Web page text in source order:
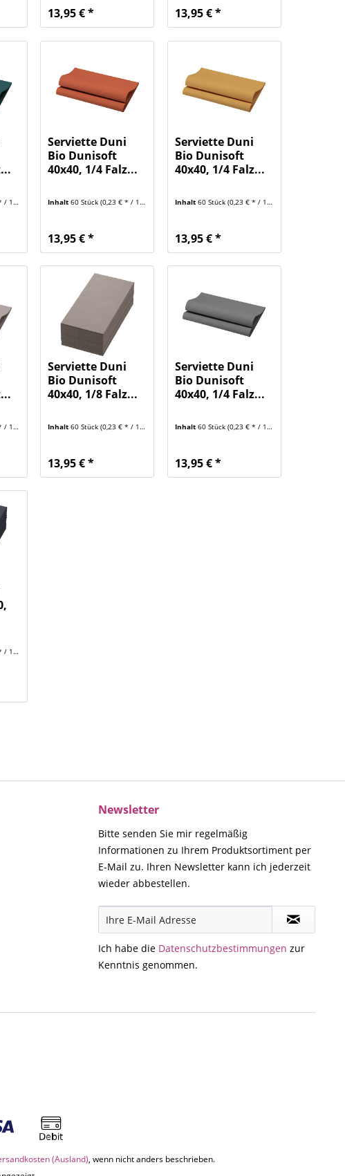
13,95 € * 13,95 € *
Serviette Duni
Bio Dunisoft
40x40, 1/4 Falz...
Inhalt60 Stück(0,23 € * / 1 Stück)
13,95 € *
Serviette Duni
Bio Dunisoft
40x40, 1/4 Falz...
Inhalt 60 Stück (0,23 € * / 1 Stück)
13,95 € *
Serviette Duni
Bio Dunisoft
40x40, 1/8 Falz...
Inhalt60 Stück(0,23 € * / 1 Stück)
13,95 € *
Serviette Duni
Bio Dunisoft
40x40, 1/4 Falz...
Inhalt 60 Stück (0,23 € * / 1 Stück)
13,95 € *
Newsletter
Bitte senden Sie mir regelmäßig
Informationen zu Ihrem Produktsortiment per
E-Mail zu. Ihren Newsletter kann ich jederzeit
wieder abbestellen.
Ich habe die Datenschutzbestimmungen zur
Kenntnis genommen.
(Ausland), wenn nicht anders beschrieben.